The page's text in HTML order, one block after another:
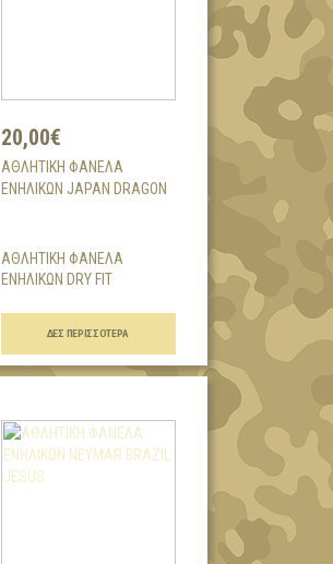
20,00€
AΘΛΗΤΙΚΗ ΦΑΝΕΛΑ
ΕΝΗΛΙΚΩΝ JAPAN DRAGON
ΑΘΛΗΤΙΚΗ ΦΑΝΕΛΑ
ΕΝΗΛΙΚΩΝ DRY FIT
...
ΔΕΣ ΠΕΡΙΣΣΌΤΕΡΑ